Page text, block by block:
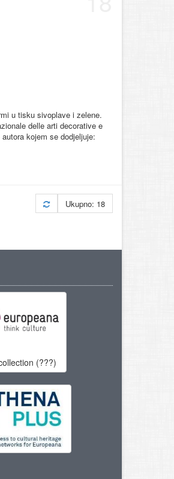
u tisku sivoplave i zelene.
delle arti decorative e
kojem se dodjeljuje:
Ukupno: 18
(???)